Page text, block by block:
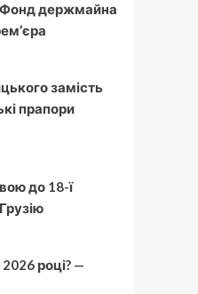
Фонд держмайна
замість
прапори
до 18-ї
році? —